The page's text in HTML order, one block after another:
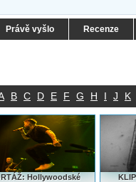
Právě vyšlo Recenze
B C D E F G H I J K
Hollywoodské